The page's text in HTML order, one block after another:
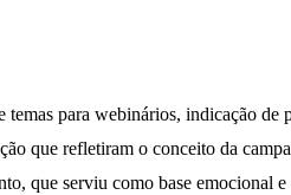
para webinários, indicação de
que refletiram o conceito da
que serviu como base emocional